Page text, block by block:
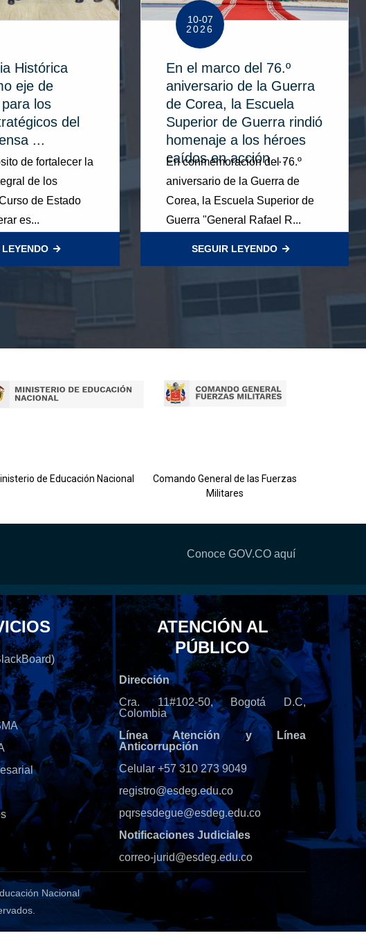
Histórica
eje de
los
del
...
de fortalecer la
de los
de Estado
es...
10-07
2026
En el marco del 76.º
aniversario de la Guerra
de Corea, la Escuela
Superior de Guerra rindió
homenaje a los héroes
caídos en acción ...
En conmemoración del 76.º
aniversario de la Guerra de
Corea, la Escuela Superior de
Guerra "General Rafael R...
SEGUIR LEYENDO
de Educación Nacional
Comando General de las Fuerzas
Militares
Conoce GOV.CO aquí
ATENCIÓN AL
PÚBLICO
Dirección
Cra. 11#102-50, Bogotá D.C,
Colombia
Línea Atención y Línea
Anticorrupción
Celular +57 310 273 9049
registro@esdeg.edu.co
pqrsesdegue@esdeg.edu.co
Notificaciones Judiciales
correo-jurid@esdeg.edu.co
Nacional